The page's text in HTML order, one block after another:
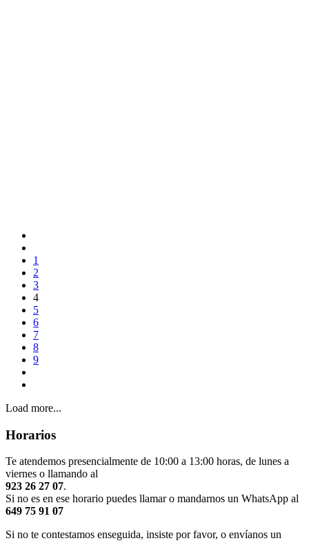
1
2
3
4
5
6
7
8
9
Load more...
Horarios
Te atendemos presencialmente de 10:00 a 13:00 horas, de lunes a
viernes o llamando al
923 26 27 07.
Si no es en ese horario puedes llamar o mandarnos un WhatsApp al
649 75 91 07
Si no te contestamos enseguida, insiste por favor, o envíanos un